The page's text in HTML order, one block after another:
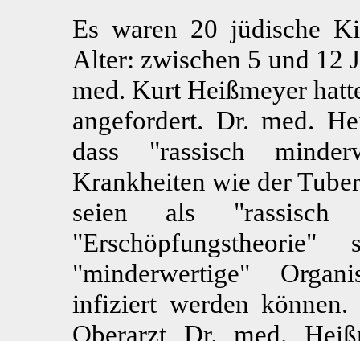
Es waren 20 jüdische
Alter: zwischen 5 und 12
med. Kurt Heißmeyer
angefordert. Dr. med.
dass "rassisch
Krankheiten wie der
seien als "rassisch
"minderwertige"
infiziert werden
Oberarzt Dr. med.